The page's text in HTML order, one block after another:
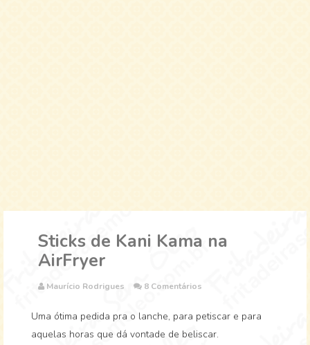
Sticks de Kani Kama na
AirFryer
Maurício Rodrigues 8 Comentários
Uma ótima pedida pra o lanche, para petiscar e para
aquelas horas que dá vontade de beliscar.